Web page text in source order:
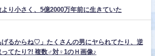
り小さく、5億2000万年前に生きていた
げるからね♡」たくさんの男にヤられてたり、逆
ってたり?! 複数♂対♀1のＨ画像♪